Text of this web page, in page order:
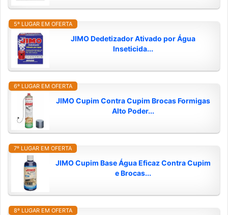
5º LUGAR EM OFERTA
JIMO Dedetizador Ativado por Água
Inseticida...
6º LUGAR EM OFERTA
JIMO Cupim Contra Cupim Brocas Formigas
Alto Poder...
7º LUGAR EM OFERTA
JIMO Cupim Base Água Eficaz Contra Cupim
e Brocas...
8º LUGAR EM OFERTA